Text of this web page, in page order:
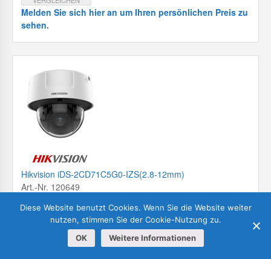
Melden Sie sich hier an um Ihren persönlichen Preis zu
sehen.
Hikvision iDS-2CD71C5G0-IZS(2.8-12mm)
Art.-Nr. 120649
12MP IR Dome Kamera
• max. Auflösung: 4000 × 3000 Pixel
• Vario-Objektiv: F1.2 – 2.5 / 2.8 -12 mm, manuell, P-Iris
Diese Website benutzt Cookies. Wenn Sie die Website weiter
nutzen, stimmen Sie der Cookie-Nutzung zu.
OK
Weitere Informationen